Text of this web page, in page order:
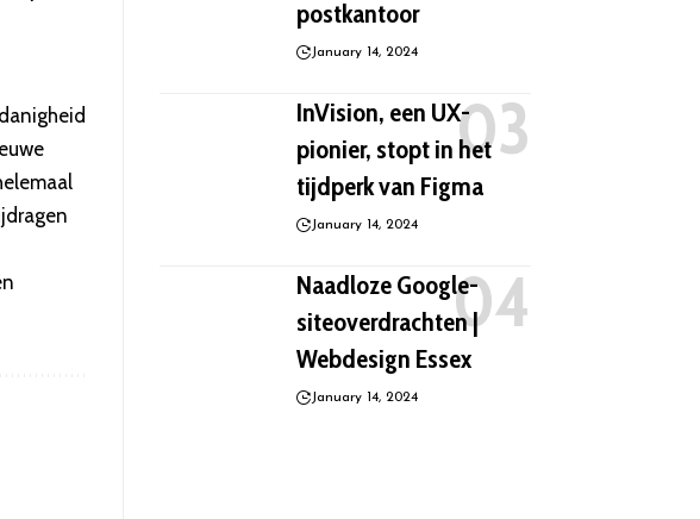
postkantoor
January 14, 2024
InVision, een UX-
pionier, stopt in het
tijdperk van Figma
January 14, 2024
Naadloze Google-
siteoverdrachten |
Webdesign Essex
January 14, 2024